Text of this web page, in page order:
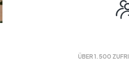
ÜBER 1.500